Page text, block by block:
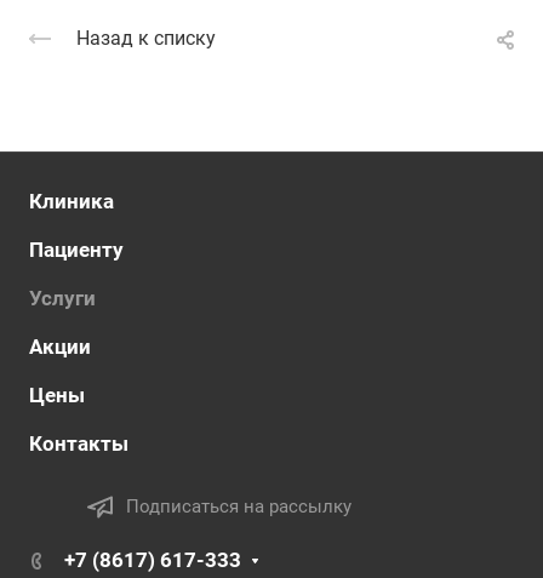
Назад к списку
Клиника
Пациенту
Услуги
Акции
Цены
Контакты
Подписаться на рассылку
+7 (8617) 617-333